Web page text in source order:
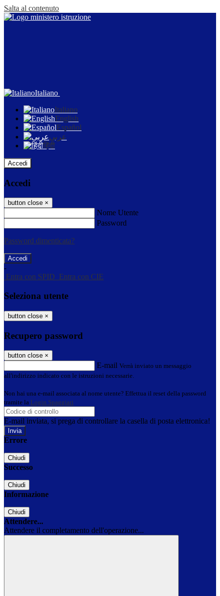
Salta al contenuto
Italiano
Italiano
English
Español
عربى
हिंदी
Accedi
Accedi
button close ×
Nome Utente
Password
Password dimenticata?
-
Entra con SPID Entra con CIE
Seleziona utente
button close ×
Recupero password
button close ×
E-mail Verrà inviato un messaggio
all'indirizzo indicato con le istruzioni necessarie.
Non hai una e-mail associata al nome utente? Effettua il reset della password
tramite la Login Spaggiari
E-mail inviata, si prega di controllare la casella di posta elettronica!
Errore
Chiudi
Successo
Chiudi
Informazione
Chiudi
Attendere...
Attendere il completamento dell'operazione...